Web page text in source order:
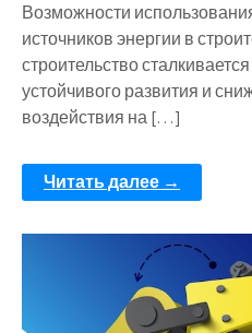
Возможности
источников энергии в
строительство
устойчивого развития и
воздействия на […]
Читать далее →